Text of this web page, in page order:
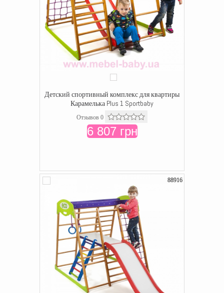
Детский спортивный комплекс для квартиры
Карамелька Plus 1 Sportbaby
Отзывов 0
6 807 грн
88916